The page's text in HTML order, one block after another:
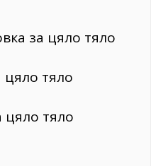
за цяло тяло
цяло тяло
цяло тяло